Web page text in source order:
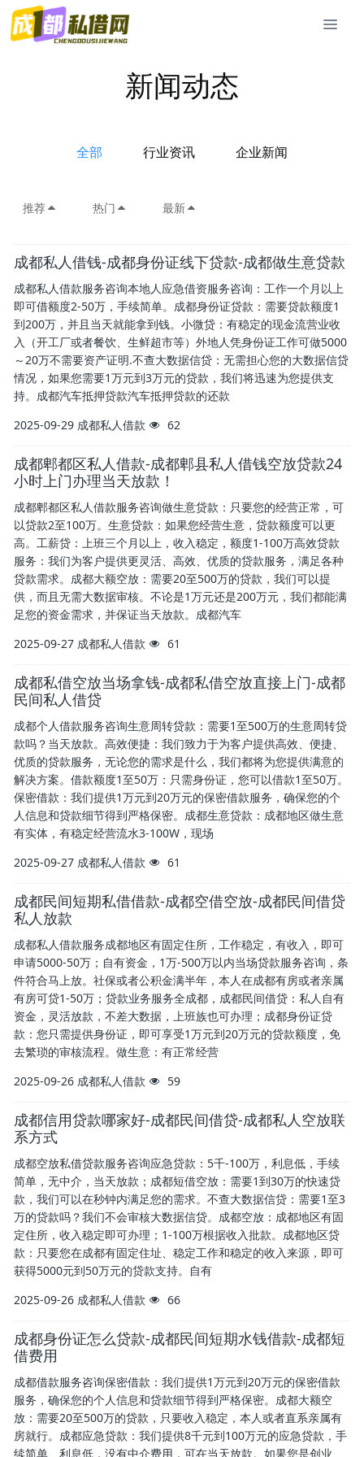
新闻动态
全部 行业资讯 企业新闻
推荐 热门 最新
成都私人借钱-成都身份证线下贷款-成都做生意贷款
成都私人借款服务咨询本地人应急借资服务咨询：工作一个月以上
即可借额度2-50万，手续简单。成都身份证贷款：需要贷款额度1
到200万，并且当天就能拿到钱。小微贷：有稳定的现金流营业收
入（开工厂或者餐饮、生鲜超市等）外地人凭身份证工作可做5000
～20万不需要资产证明.不查大数据信贷：无需担心您的大数据信贷
情况，如果您需要1万元到3万元的贷款，我们将迅速为您提供支
持。成都汽车抵押贷款汽车抵押贷款的还款
2025-09-29 成都私人借款 62
成都郫都区私人借款-成都郫县私人借钱空放贷款24
小时上门办理当天放款！
成都郫都区私人借款服务咨询做生意贷款：只要您的经营正常，可
以贷款2至100万。生意贷款：如果您经营生意，贷款额度可以更
高。工薪贷：上班三个月以上，收入稳定，额度1-100万高效贷款
服务：我们为客户提供更灵活、高效、优质的贷款服务，满足各种
贷款需求。成都大额空放：需要20至500万的贷款，我们可以提
供，而且无需大数据审核。不论是1万元还是200万元，我们都能满
足您的资金需求，并保证当天放款。成都汽车
2025-09-27 成都私人借款 61
成都私借空放当场拿钱-成都私借空放直接上门-成都
民间私人借贷
成都个人借款服务咨询生意周转贷款：需要1至500万的生意周转贷
款吗？当天放款。高效便捷：我们致力于为客户提供高效、便捷、
优质的贷款服务，无论您的需求是什么，我们都将为您提供满意的
解决方案。借款额度1至50万：只需身份证，您可以借款1至50万。
保密借款：我们提供1万元到20万元的保密借款服务，确保您的个
人信息和贷款细节得到严格保密。成都生意贷款：成都地区做生意
有实体，有稳定经营流水3-100W，现场
2025-09-27 成都私人借款 61
成都民间短期私借借款-成都空借空放-成都民间借贷
私人放款
成都私人借款服务成都地区有固定住所，工作稳定，有收入，即可
申请5000-50万；自有资金，1万-500万以内当场贷款服务咨询，条
件符合马上放。社保或者公积金满半年，本人在成都有房或者亲属
有房可贷1-50万；贷款业务服务全成都，成都民间借贷：私人自有
资金，灵活放款，不差大数据，上班族也可办理；成都身份证贷
款：您只需提供身份证，即可享受1万元到20万元的贷款额度，免
去繁琐的审核流程。做生意：有正常经营
2025-09-26 成都私人借款 59
成都信用贷款哪家好-成都民间借贷-成都私人空放联
系方式
成都空放私借贷款服务咨询应急贷款：5千-100万，利息低，手续
简单，无中介，当天放款；成都短借空放：需要1到30万的快速贷
款，我们可以在秒钟内满足您的需求。不查大数据信贷：需要1至3
万的贷款吗？我们不会审核大数据信贷。成都空放：成都地区有固
定住所，收入稳定即可办理；1-100万根据收入批款。成都地区贷
款：只要您在成都有固定住址、稳定工作和稳定的收入来源，即可
获得5000元到50万元的贷款支持。自有
2025-09-26 成都私人借款 66
成都身份证怎么贷款-成都民间短期水钱借款-成都短
借费用
成都借款服务咨询保密借款：我们提供1万元到20万元的保密借款
服务，确保您的个人信息和贷款细节得到严格保密。成都大额空
放：需要20至500万的贷款，只要收入稳定，本人或者直系亲属有
房就行。成都应急贷款：我们提供8千元到100万元的应急贷款，手
续简单、利息低，没有中介费用，可在当天放款。如果您是创业